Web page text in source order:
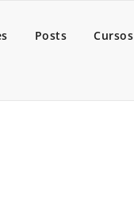
Posts Cursos